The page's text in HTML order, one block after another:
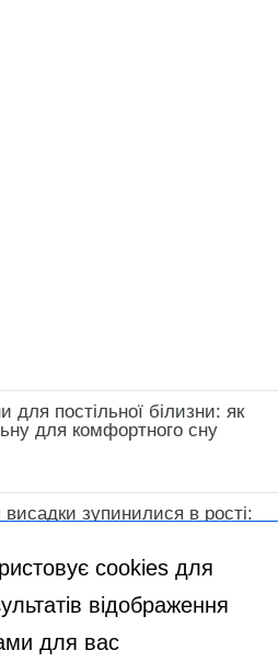
для постільної білизни: як
для комфортного сну
висадки зупинилися в рості:
cookies для
відображення
для вас